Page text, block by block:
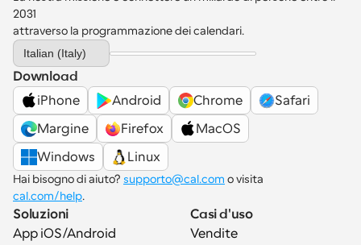
2031
attraverso la programmazione dei calendari.
Select Language
Italian (Italy)
Download
iPhone
Android Chrome
Safari
Margine
Firefox
MacOS
Windows
Linux
Hai bisogno di aiuto? supporto@cal.com
cal.com/help.
Soluzioni
App iOS/Android
Casi d'uso
Vendite